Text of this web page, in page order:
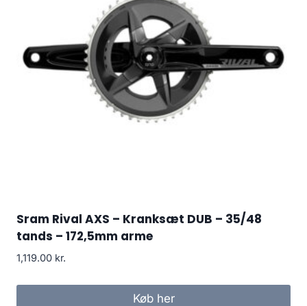
Sram Rival AXS – Kranksæt DUB – 35/48
tands – 172,5mm arme
1,119.00 kr.
Køb her